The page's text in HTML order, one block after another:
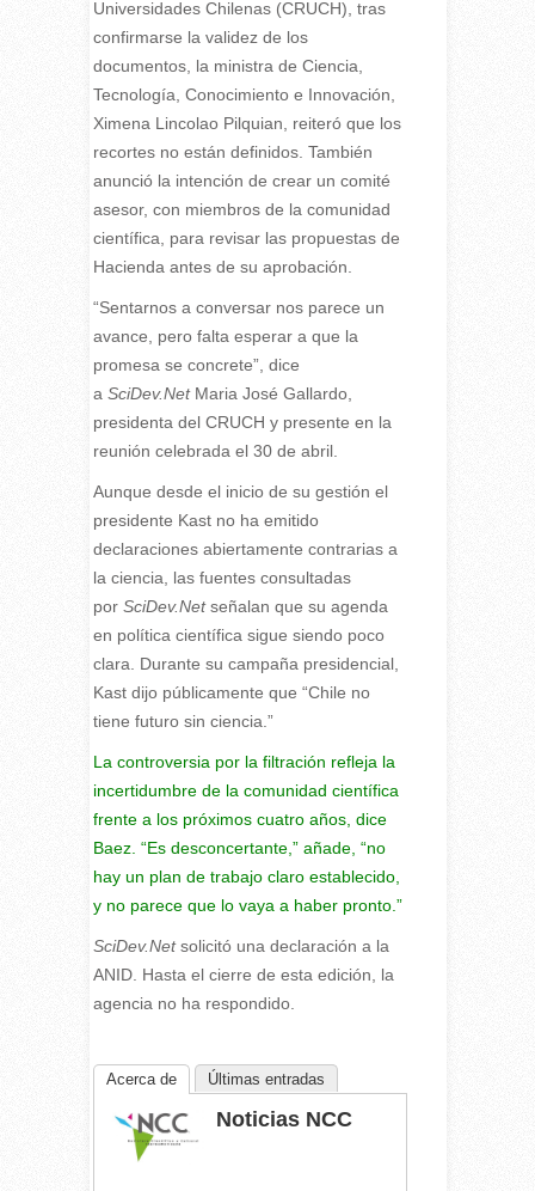
Universidades Chilenas (CRUCH), tras
confirmarse la validez de los
documentos, la ministra de Ciencia,
Tecnología, Conocimiento e Innovación,
Ximena Lincolao Pilquian, reiteró que los
recortes no están definidos. También
anunció la intención de crear un comité
asesor, con miembros de la comunidad
científica, para revisar las propuestas de
Hacienda antes de su aprobación.
“Sentarnos a conversar nos parece un
avance, pero falta esperar a que la
promesa se concrete”, dice
a SciDev.NetMaria José Gallardo,
presidenta del CRUCH y presente en la
reunión celebrada el 30 de abril.
Aunque desde el inicio de su gestión el
presidente Kast no ha emitido
declaraciones abiertamente contrarias a
la ciencia, las fuentes consultadas
por SciDev.Netseñalan que su agenda
en política científica sigue siendo poco
clara. Durante su campaña presidencial,
Kast dijo públicamente que “Chile no
tiene futuro sin ciencia.”
La controversia por la filtración refleja la
incertidumbre de la comunidad científica
frente a los próximos cuatro años, dice
Baez. “Es desconcertante,” añade, “no
hay un plan de trabajo claro establecido,
y no parece que lo vaya a haber pronto.”
SciDev.Netsolicitó una declaración a la
ANID. Hasta el cierre de esta edición, la
agencia no ha respondido.
Acerca de Últimas entradas
Noticias NCC